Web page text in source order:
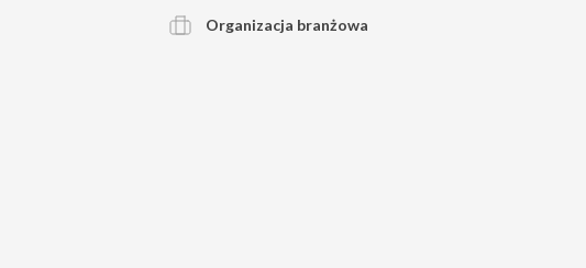
Organizacja branżowa